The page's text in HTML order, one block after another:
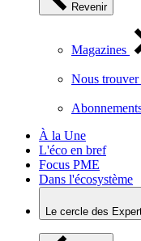
Revenir
Magazines
Nous trouver
À la Une
L'éco en bref
Focus PME
Dans l'écosystème
Le cercle des